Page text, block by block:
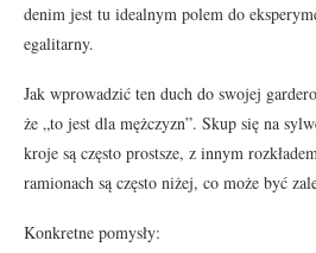
denim jest tu idealnym polem do
egalitarny.
Jak wprowadzić ten duch do swojej
że „to jest dla mężczyzn”. Skup się na
kroje są często prostsze, z innym
ramionach są często niżej, co może być
Konkretne pomysły: